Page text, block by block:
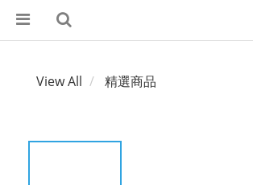
View All 精選商品